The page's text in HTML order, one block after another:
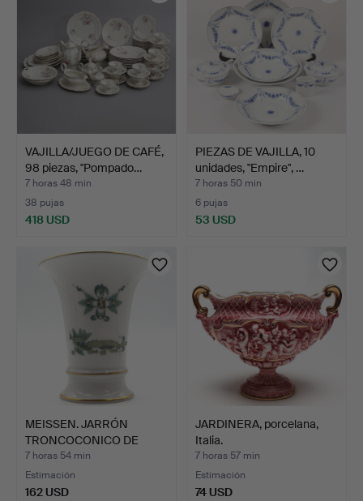
VAJILLA/JUEGO DE CAFÉ,
98 piezas, "Pompado…
7 horas 48 min
38 pujas
418 USD
PIEZAS DE VAJILLA, 10
unidades, "Empire", …
7 horas 50 min
6 pujas
53 USD
MEISSEN. JARRÓN
TRONCOCONICO DE
PORCELANA …
7 horas 54 min
Estimación
162 USD
JARDINERA, porcelana,
Italia.
7 horas 57 min
Estimación
74 USD